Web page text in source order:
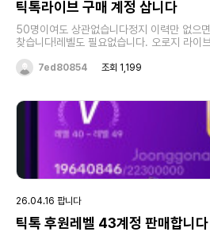
틱톡라이브 구매 계정 삽니다
50명이여도 상관없습니다정지 이력만 없으
찾습니다!레벨도 필요없습니다. 오로지 라이
7ed80854 조회 1,199
26.04.16 팝니다
틱톡 후원레벨 43계정 판매합니다